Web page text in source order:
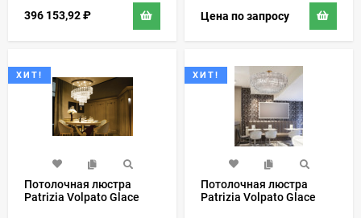
396 153,92₽ Цена по запросу
ХИТ!
Потолочная люстра
Patrizia Volpato Glace
ХИТ!
Потолочная люстра
Patrizia Volpato Glace